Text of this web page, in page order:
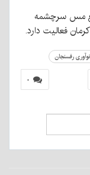
مس سرچشمه
رفسنجان
۰